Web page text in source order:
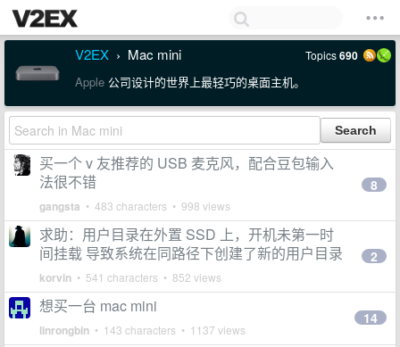
V2EX › Mac mini Topics690
Apple 公司设计的世界上最轻巧的桌面主机。
买一个 v 友推荐的 USB 麦克风，配合豆包输入
法很不错
gangsta • 483 characters • 998 views
8
求助：用户目录在外置 SSD 上，开机未第一时
间挂载 导致系统在同路径下创建了新的用户目录
korvin • 541 characters • 852 views
2
想买一台 mac mini
linrongbin • 143 characters • 1137 views
14